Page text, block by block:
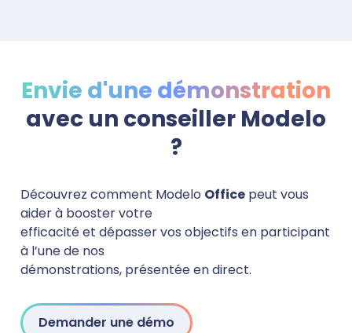
Envie d'une démonstration
avec un conseiller Modelo
?
Découvrez comment Modelo Office peut vous
aider à booster votre
efficacité et dépasser vos objectifs en participant
à l’une de nos
démonstrations, présentée en direct.
Demander une démo